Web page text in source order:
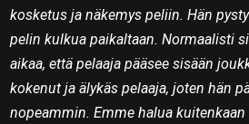
kosketus ja näkemys peliin. Hän
pelin kulkua paikaltaan. Normaalisti
aikaa, että pelaaja pääsee sisään
kokenut ja älykäs pelaaja, joten hän
nopeammin. Emme halua